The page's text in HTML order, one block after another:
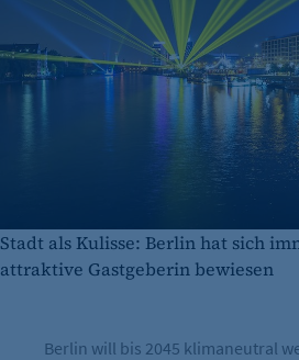
Stadt als Kulisse: Berlin hat sich
attraktive Gastgeberin bewiesen
Berlin will bis 2045 klimaneutral